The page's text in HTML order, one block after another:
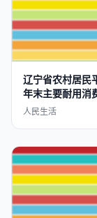
辽宁省农村居民
年末主要耐用消
datavra
人民生活